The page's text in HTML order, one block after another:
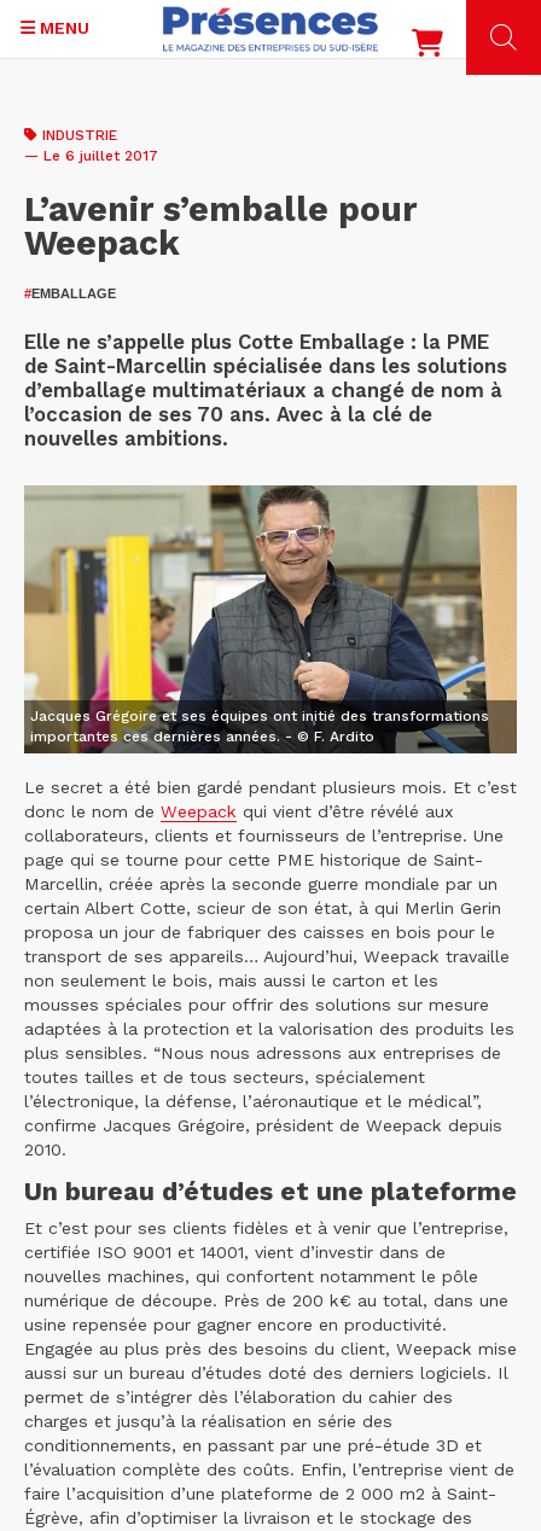
contenu
MENU
INDUSTRIE
— Le 6 juillet 2017
L’avenir s’emballe pour
Weepack
#EMBALLAGE
Elle ne s’appelle plus Cotte Emballage : la PME
de Saint-Marcellin spécialisée dans les solutions
d’emballage multimatériaux a changé de nom à
l’occasion de ses 70 ans. Avec à la clé de
nouvelles ambitions.
Jacques Grégoire et ses équipes ont initié des transformations
importantes ces dernières années. - © F. Ardito
Le secret a été bien gardé pendant plusieurs mois. Et c’est
donc le nom de Weepack qui vient d’être révélé aux
collaborateurs, clients et fournisseurs de l’entreprise. Une
page qui se tourne pour cette PME historique de Saint-
Marcellin, créée après la seconde guerre mondiale par un
certain Albert Cotte, scieur de son état, à qui Merlin Gerin
proposa un jour de fabriquer des caisses en bois pour le
transport de ses appareils… Aujourd’hui, Weepack travaille
non seulement le bois, mais aussi le carton et les
mousses spéciales pour offrir des solutions sur mesure
adaptées à la protection et la valorisation des produits les
plus sensibles. “Nous nous adressons aux entreprises de
toutes tailles et de tous secteurs, spécialement
l’électronique, la défense, l’aéronautique et le médical”,
confirme Jacques Grégoire, président de Weepack depuis
2010.
Un bureau d’études et une plateforme
Et c’est pour ses clients fidèles et à venir que l’entreprise,
certifiée ISO 9001 et 14001, vient d’investir dans de
nouvelles machines, qui confortent notamment le pôle
numérique de découpe. Près de 200 k€ au total, dans une
usine repensée pour gagner encore en productivité.
Engagée au plus près des besoins du client, Weepack mise
aussi sur un bureau d’études doté des derniers logiciels. Il
permet de s’intégrer dès l’élaboration du cahier des
charges et jusqu’à la réalisation en série des
conditionnements, en passant par une pré-étude 3D et
l’évaluation complète des coûts. Enfin, l’entreprise vient de
faire l’acquisition d’une plateforme de 2 000 m2 à Saint-
Égrève, afin d’optimiser la livraison et le stockage des